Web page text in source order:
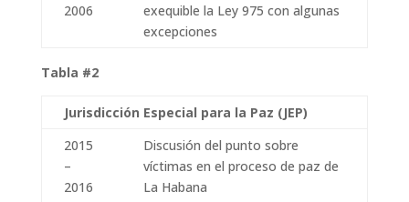
2006
exequible la Ley 975 con algunas
excepciones
Tabla #2
Jurisdicción Especial para la Paz (JEP)
2015
–
2016
Discusión del punto sobre
víctimas en el proceso de paz de
La Habana